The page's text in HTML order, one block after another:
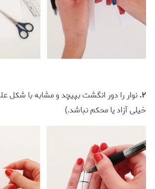
٢. نوار را دور انگشت بپیچد و مشابه با شکل
خیلی آزاد یا محکم نباشد.)